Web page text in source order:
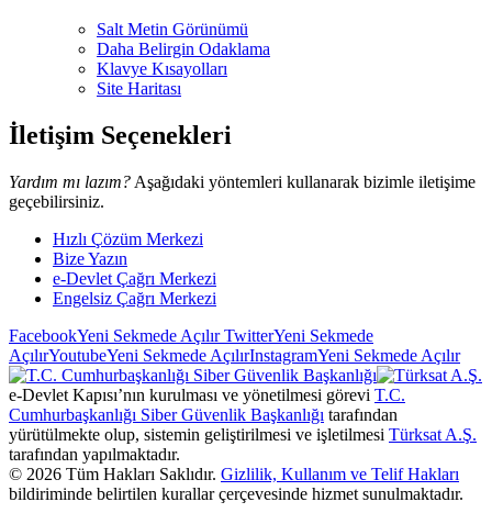
Salt Metin Görünümü
Daha Belirgin Odaklama
Klavye Kısayolları
Site Haritası
İletişim Seçenekleri
Yardım mı lazım? Aşağıdaki yöntemleri kullanarak bizimle iletişime
geçebilirsiniz.
Hızlı Çözüm Merkezi
Bize Yazın
e-Devlet Çağrı Merkezi
Engelsiz Çağrı Merkezi
FacebookYeni Sekmede AçılırTwitterYeni Sekmede
AçılırYoutubeYeni Sekmede AçılırInstagramYeni Sekmede Açılır
e-Devlet Kapısı’nın kurulması ve yönetilmesi görevi T.C.
Cumhurbaşkanlığı Siber Güvenlik Başkanlığı tarafından
yürütülmekte olup, sistemin geliştirilmesi ve işletilmesi Türksat A.Ş.
tarafından yapılmaktadır.
© 2026 Tüm Hakları Saklıdır. Gizlilik, Kullanım ve Telif Hakları
bildiriminde belirtilen kurallar çerçevesinde hizmet sunulmaktadır.